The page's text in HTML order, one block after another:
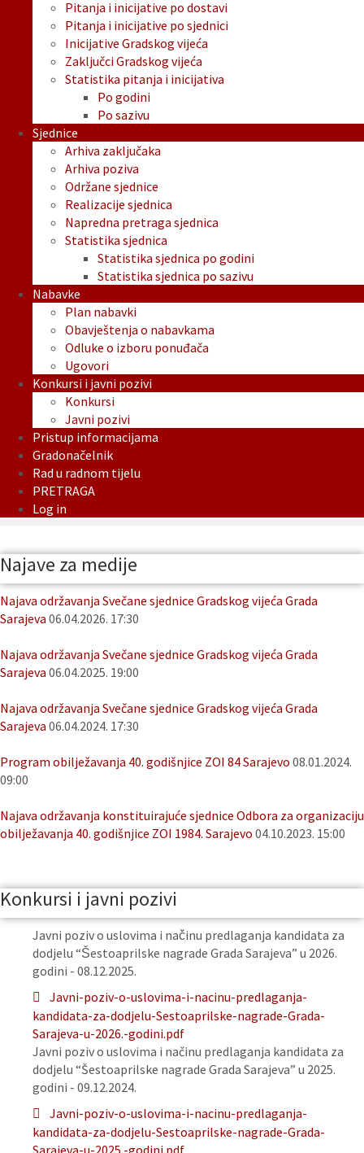
Pitanja i inicijative po dostavi
Pitanja i inicijative po sjednici
Inicijative Gradskog vijeća
Zaključci Gradskog vijeća
Statistika pitanja i inicijativa
Po godini
Po sazivu
Sjednice
Arhiva zaključaka
Arhiva poziva
Održane sjednice
Realizacije sjednica
Napredna pretraga sjednica
Statistika sjednica
Statistika sjednica po godini
Statistika sjednica po sazivu
Nabavke
Plan nabavki
Obavještenja o nabavkama
Odluke o izboru ponuđača
Ugovori
Konkursi i javni pozivi
Konkursi
Javni pozivi
Pristup informacijama
Gradonačelnik
Rad u radnom tijelu
PRETRAGA
Log in
Najave za medije
Najava održavanja Svečane sjednice Gradskog vijeća Grada
Sarajeva 06.04.2026. 17:30
Najava održavanja Svečane sjednice Gradskog vijeća Grada
Sarajeva 06.04.2025. 19:00
Najava održavanja Svečane sjednice Gradskog vijeća Grada
Sarajeva 06.04.2024. 17:30
Program obilježavanja 40. godišnjice ZOI 84 Sarajevo 08.01.2024.
09:00
Najava održavanja konstituirajuće sjednice Odbora za organizaciju
obilježavanja 40. godišnjice ZOI 1984. Sarajevo 04.10.2023. 15:00
Konkursi i javni pozivi
Javni poziv o uslovima i načinu predlaganja kandidata za
dodjelu “Šestoaprilske nagrade Grada Sarajeva” u 2026.
godini - 08.12.2025.
Javni-poziv-o-uslovima-i-nacinu-predlaganja-
kandidata-za-dodjelu-Sestoaprilske-nagrade-Grada-
Sarajeva-u-2026.-godini.pdf
Javni poziv o uslovima i načinu predlaganja kandidata za
dodjelu “Šestoaprilske nagrade Grada Sarajeva” u 2025.
godini - 09.12.2024.
Javni-poziv-o-uslovima-i-nacinu-predlaganja-
kandidata-za-dodjelu-Sestoaprilske-nagrade-Grada-